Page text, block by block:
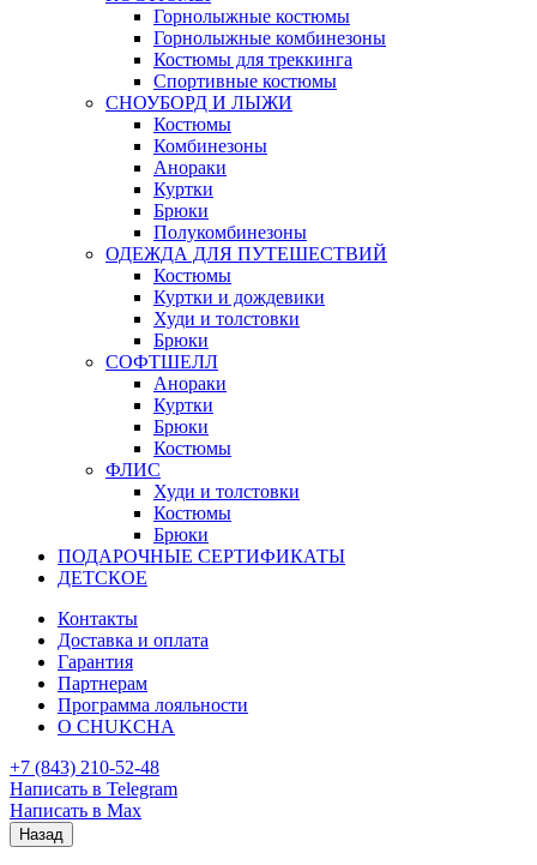
Горнолыжные костюмы
Горнолыжные комбинезоны
Костюмы для треккинга
Спортивные костюмы
СНОУБОРД И ЛЫЖИ
Костюмы
Комбинезоны
Анораки
Куртки
Брюки
Полукомбинезоны
ОДЕЖДА ДЛЯ ПУТЕШЕСТВИЙ
Костюмы
Куртки и дождевики
Худи и толстовки
Брюки
СОФТШЕЛЛ
Анораки
Куртки
Брюки
Костюмы
ФЛИС
Худи и толстовки
Костюмы
Брюки
ПОДАРОЧНЫЕ СЕРТИФИКАТЫ
ДЕТСКОЕ
Контакты
Доставка и оплата
Гарантия
Партнерам
Программа лояльности
О CHUKCHA
+7 (843) 210-52-48
Написать в Telegram
Написать в Max
Назад